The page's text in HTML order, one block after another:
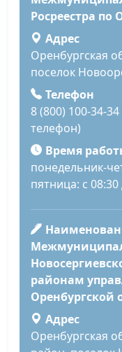
Росреестра по
Адрес
Оренбургская
поселок
Телефон
8 (800) 100-34-
телефон)
Время
понедельник-
пятница: с
районам
Оренбургской
Адрес
Оренбургская